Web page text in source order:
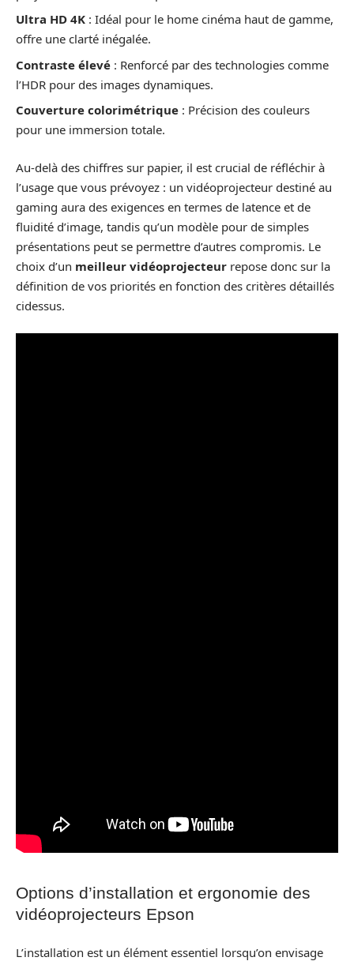
Ultra HD 4K : Idéal pour le home cinéma haut de gamme,
offre une clarté inégalée.
Contraste élevé : Renforcé par des technologies comme
l’HDR pour des images dynamiques.
Couverture colorimétrique : Précision des couleurs
pour une immersion totale.
Au-delà des chiffres sur papier, il est crucial de réfléchir à
l’usage que vous prévoyez : un vidéoprojecteur destiné au
gaming aura des exigences en termes de latence et de
fluidité d’image, tandis qu’un modèle pour de simples
présentations peut se permettre d’autres compromis. Le
choix d’un meilleur vidéoprojecteur repose donc sur la
définition de vos priorités en fonction des critères détaillés
cidessus.
Options d’installation et ergonomie des
vidéoprojecteurs Epson
L’installation est un élément essentiel lorsqu’on envisage